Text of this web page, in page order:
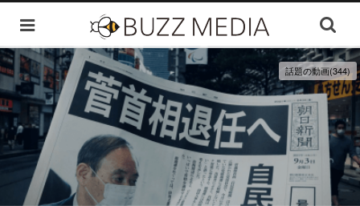
話題の動画(344)